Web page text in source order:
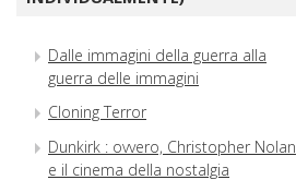
Dalle immagini della guerra alla
guerra delle immagini
Cloning Terror
Dunkirk : ovvero, Christopher Nolan
e il cinema della nostalgia